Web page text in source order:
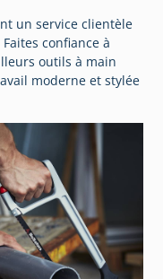
un service clientèle
confiance à
outils à main
moderne et stylée